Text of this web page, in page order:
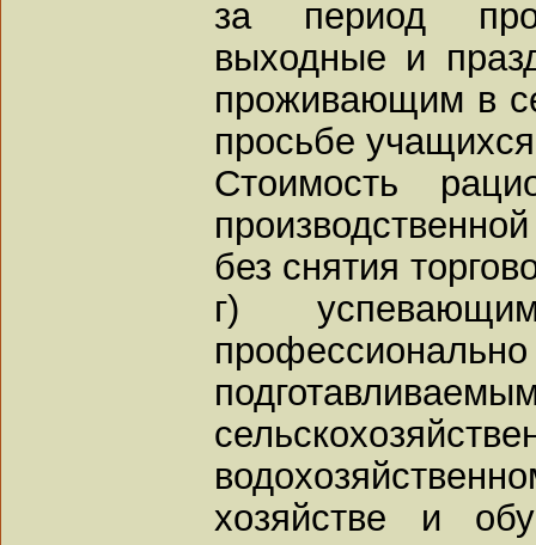
за период
выходные и
проживающим в
просьбе
Стоимость
без снятия
г)
хозяйстве и